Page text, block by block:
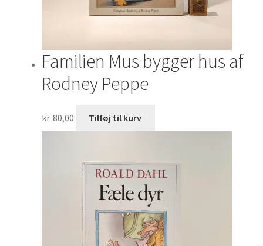
Familien Mus bygger hus af
Rodney Peppe
kr. 80,00 Tilføj til kurv